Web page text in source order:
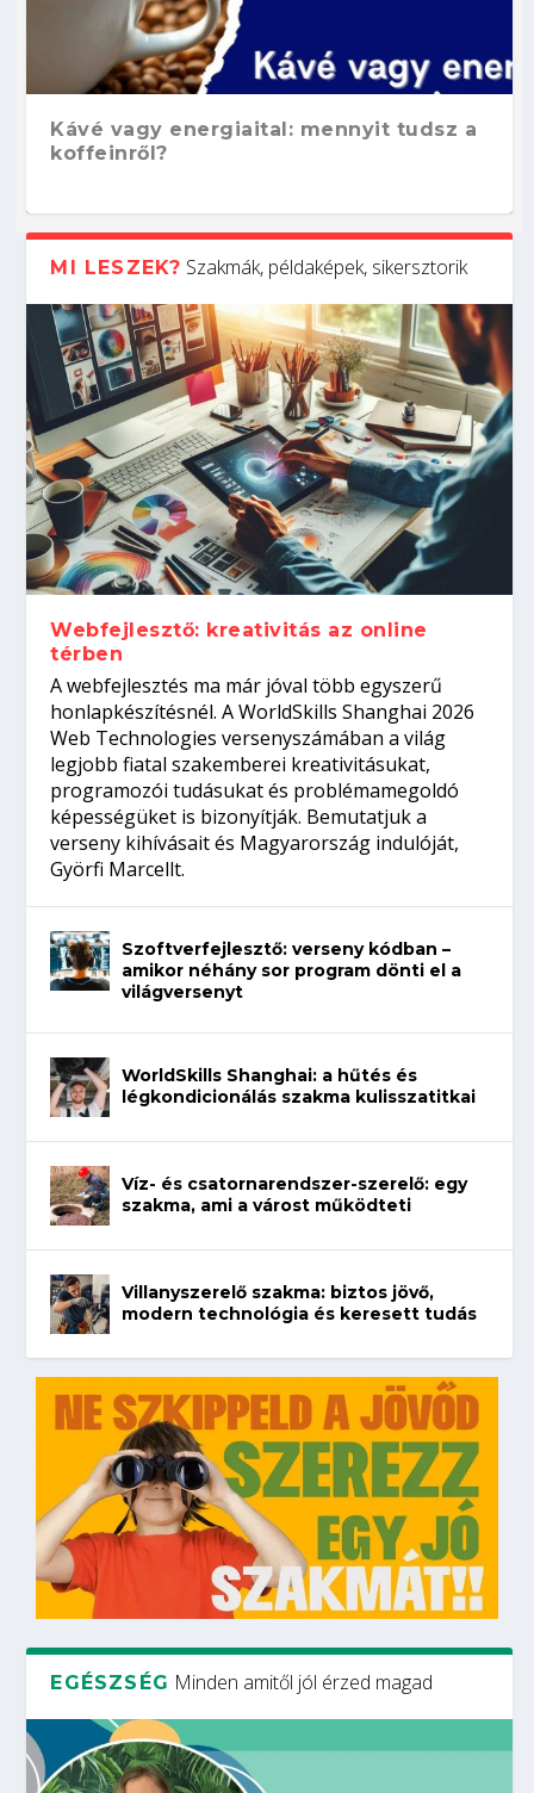
Kávé vagy energiaital: mennyit tudsz a
koffeinről?
Hogyan készíts ATS-barát önéletrajzot?
Így növelheted az esélyedet az
állásinterjúra...
Kitalálod, mire használják ezeket a
gépeket?
Nem sikerült az egyetemi felvételi?
Tanulj szakmát!
Szoftverfejlesztő: verseny kódban –
amikor néhány sor program dönti el a
világversenyt...
MI LESZEK? Szakmák, példaképek, sikersztorik
Webfejlesztő: kreativitás az online
térben
A webfejlesztés ma már jóval több egyszerű
honlapkészítésnél. A WorldSkills Shanghai 2026
Web Technologies versenyszámában a világ
legjobb fiatal szakemberei kreativitásukat,
programozói tudásukat és problémamegoldó
képességüket is bizonyítják. Bemutatjuk a
verseny kihívásait és Magyarország indulóját,
Györfi Marcellt.
Szoftverfejlesztő: verseny kódban –
amikor néhány sor program dönti el a
világversenyt
WorldSkills Shanghai: a hűtés és
légkondicionálás szakma kulisszatitkai
Víz- és csatornarendszer-szerelő: egy
szakma, ami a várost működteti
Villanyszerelő szakma: biztos jövő,
modern technológia és keresett tudás
EGÉSZSÉG Minden amitől jól érzed magad